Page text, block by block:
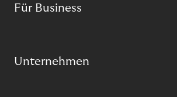
Für Business
Unternehmen